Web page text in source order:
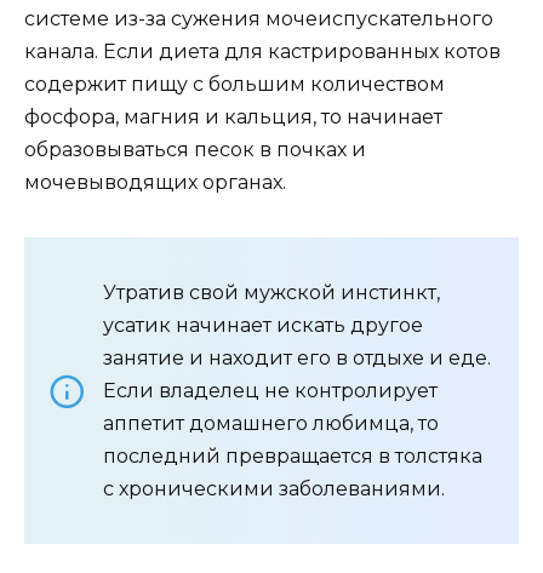
системе из-за сужения мочеиспускательного
канала. Если диета для кастрированных котов
содержит пищу с большим количеством
фосфора, магния и кальция, то начинает
образовываться песок в почках и
мочевыводящих органах.
Утратив свой мужской инстинкт,
усатик начинает искать другое
занятие и находит его в отдыхе и еде.
Если владелец не контролирует
аппетит домашнего любимца, то
последний превращается в толстяка
с хроническими заболеваниями.